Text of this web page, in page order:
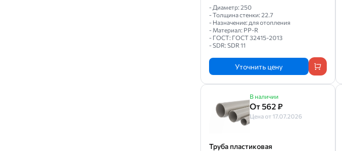
- Диаметр: 250
- Толщина стенки: 22.7
- Назначение: для отопления
- Материал: PP-R
- ГОСТ: ГОСТ 32415-2013
- SDR: SDR 11
Уточнить цену
В наличии
От 562 ₽
Цена от 17.07.2026
Труба пластиковая